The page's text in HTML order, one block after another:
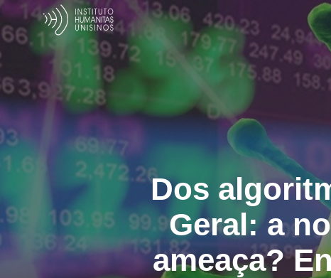
Dos
Geral: a
ameaça?